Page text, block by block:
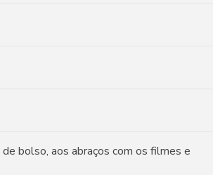
bolso, aos abraços com os filmes e